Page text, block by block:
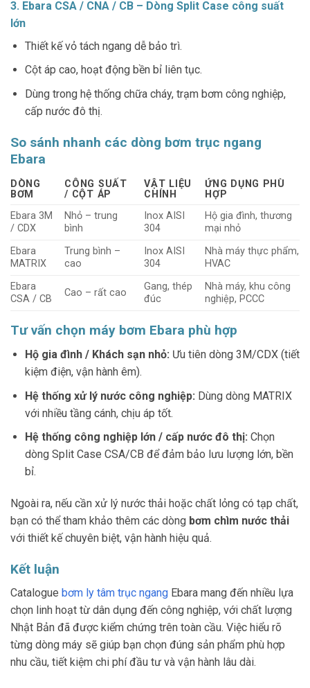
3. Ebara CSA / CNA / CB – Dòng Split Case công suất
lớn
Thiết kế vỏ tách ngang dễ bảo trì.
Cột áp cao, hoạt động bền bỉ liên tục.
Dùng trong hệ thống chữa cháy, trạm bơm công nghiệp,
cấp nước đô thị.
So sánh nhanh các dòng bơm trục ngang
Ebara
DÒNG
BƠM
CÔNG SUẤT
/ CỘT ÁP
VẬT LIỆU
CHÍNH
ỨNG DỤNG PHÙ
HỢP
Ebara 3M
/ CDX
Nhỏ – trung
bình
Inox AISI
304
Hộ gia đình, thương
mại nhỏ
Ebara
MATRIX
Trung bình –
cao
Inox AISI
304
Nhà máy thực phẩm,
HVAC
Ebara
CSA / CB
Cao – rất cao
Gang, thép
đúc
Nhà máy, khu công
nghiệp, PCCC
Tư vấn chọn máy bơm Ebara phù hợp
Hộ gia đình / Khách sạn nhỏ: Ưu tiên dòng 3M/CDX (tiết
kiệm điện, vận hành êm).
Hệ thống xử lý nước công nghiệp: Dùng dòng MATRIX
với nhiều tầng cánh, chịu áp tốt.
Hệ thống công nghiệp lớn / cấp nước đô thị: Chọn
dòng Split Case CSA/CB để đảm bảo lưu lượng lớn, bền
bỉ.
Ngoài ra, nếu cần xử lý nước thải hoặc chất lỏng có tạp chất,
bạn có thể tham khảo thêm các dòng bơm chìm nước thải
với thiết kế chuyên biệt, vận hành hiệu quả.
Kết luận
Catalogue bơm ly tâm trục ngang Ebara mang đến nhiều lựa
chọn linh hoạt từ dân dụng đến công nghiệp, với chất lượng
Nhật Bản đã được kiểm chứng trên toàn cầu. Việc hiểu rõ
từng dòng máy sẽ giúp bạn chọn đúng sản phẩm phù hợp
nhu cầu, tiết kiệm chi phí đầu tư và vận hành lâu dài.